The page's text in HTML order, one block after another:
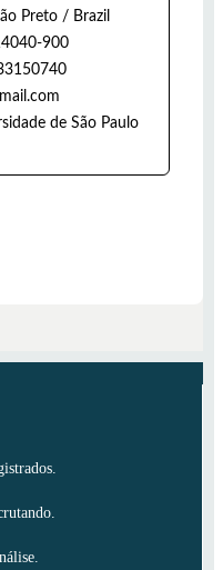
Preto / Brazil
900
de São Paulo